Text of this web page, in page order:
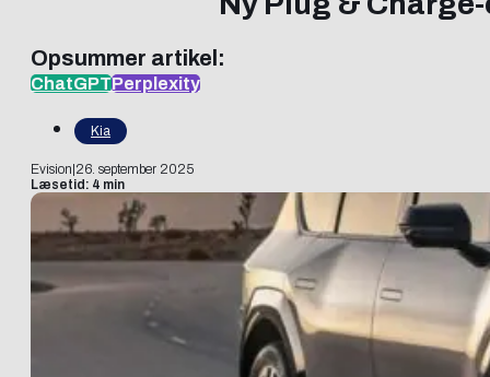
Opsummer artikel:
ChatGPTPerplexity
Kia
Evision 26. september 2025
Læsetid: 4 min